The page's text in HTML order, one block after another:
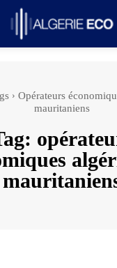
Opérateurs
mauritaniens